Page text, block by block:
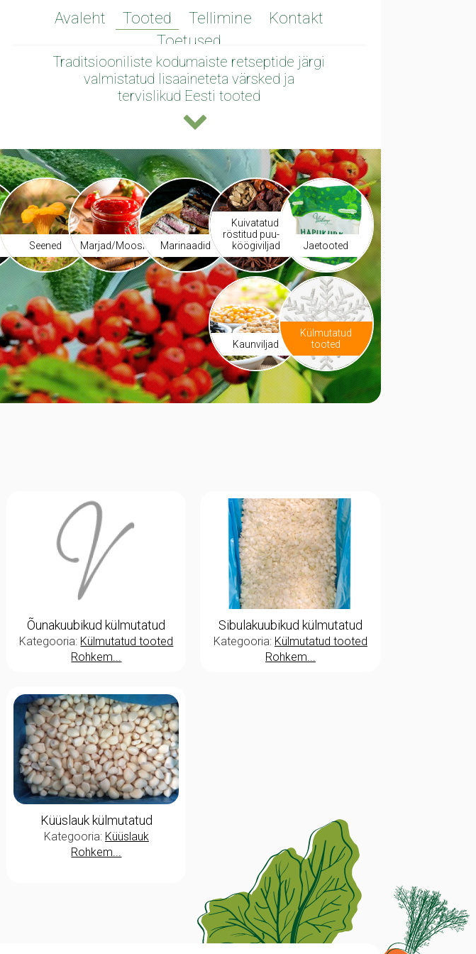
Avaleht Tooted Tellimine
Kontakt
Toetused
Traditsiooniliste kodumaiste retseptide järgi
valmistatud lisaaineteta värsked ja
tervislikud Eesti tooted
Seened Marjad/Moosid Marinaadid
Kuivatatud,
röstitud puu- ja
köögiviljad
Jaetooted
Kaunviljad
Külmutatud
tooted
Õunakuubikud külmutatud
Kategooria: Külmutatud tooted
Rohkem...
Sibulakuubikud külmutatud
Kategooria: Külmutatud tooted
Rohkem...
Küüslauk külmutatud
Kategooria: Küüslauk
Rohkem...